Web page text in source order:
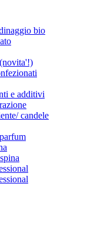
bio
e additivi
candele